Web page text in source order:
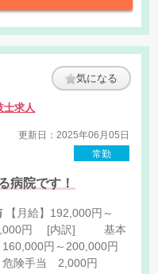
談
支援 等
気になる
士求人
更新日：2025年06月05日
常勤
病院です！
円 [内訳] 基本
円～200,000円
険手当 2,000円